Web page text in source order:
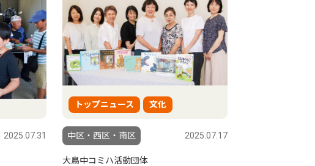
2025.07.31
トップニュース 文化
中区・西区・南区 2025.07.17
大鳥中コミハ活動団体